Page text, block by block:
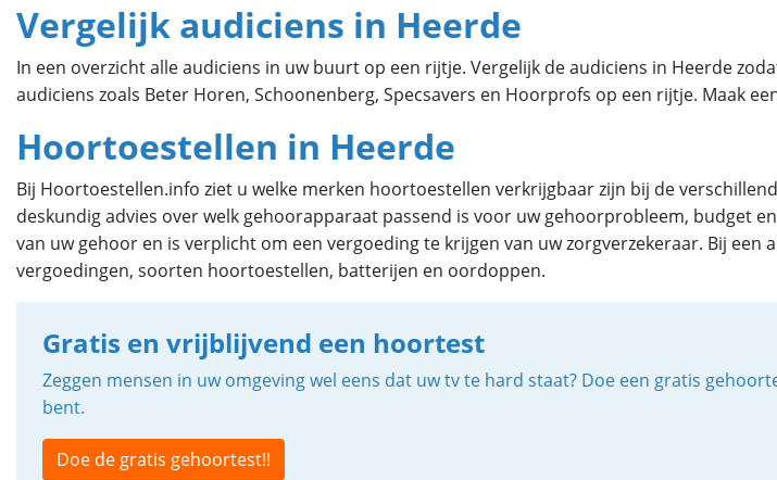
Vergelijk audiciens in Heerde
In een overzicht alle audiciens in uw buurt op een rijtje. Vergelijk de audiciens in Heerde
audiciens zoals Beter Horen, Schoonenberg, Specsavers en Hoorprofs op een rijtje. Maak
Hoortoestellen in Heerde
Bij Hoortoestellen.info ziet u welke merken hoortoestellen verkrijgbaar zijn bij de
deskundig advies over welk gehoorapparaat passend is voor uw gehoorprobleem, budget
van uw gehoor en is verplicht om een vergoeding te krijgen van uw zorgverzekeraar. Bij
vergoedingen, soorten hoortoestellen, batterijen en oordoppen.
Gratis en vrijblijvend een hoortest
Zeggen mensen in uw omgeving wel eens dat uw tv te hard staat? Doe een gratis
bent.
Doe de gratis gehoortest!!